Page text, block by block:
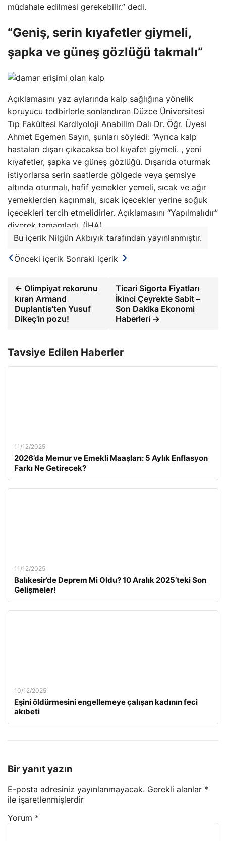
müdahale edilmesi gerekebilir.” dedi.
“Geniş, serin kıyafetler giymeli,
şapka ve güneş gözlüğü takmalı”
Açıklamasını yaz aylarında kalp sağlığına yönelik
koruyucu tedbirlerle sonlandıran Düzce Üniversitesi
Tıp Fakültesi Kardiyoloji Anabilim Dalı Dr. Öğr. Üyesi
Ahmet Egemen Sayın, şunları söyledi: “Ayrıca kalp
hastaları dışarı çıkacaksa bol kıyafet giymeli. , yeni
kıyafetler, şapka ve güneş gözlüğü. Dışarıda oturmak
istiyorlarsa serin saatlerde gölgede veya şemsiye
altında oturmalı, hafif yemekler yemeli, sıcak ve ağır
yemeklerden kaçınmalı, sıcak içecekler yerine soğuk
içecekleri tercih etmelidirler. Açıklamasını “Yapılmalıdır”
diyerek tamamladı. (İHA)
Bu içerik Nilgün Akbıyık tarafından yayınlanmıştır.
Önceki içerik Sonraki içerik
← Olimpiyat rekorunu
kıran Armand
Duplantis'ten Yusuf
Dikeç'in pozu!
Ticari Sigorta Fiyatları
İkinci Çeyrekte Sabit –
Son Dakika Ekonomi
Haberleri →
Tavsiye Edilen Haberler
11/12/2025
2026’da Memur ve Emekli Maaşları: 5 Aylık Enflasyon
Farkı Ne Getirecek?
11/12/2025
Balıkesir’de Deprem Mi Oldu? 10 Aralık 2025’teki Son
Gelişmeler!
10/12/2025
Eşini öldürmesini engellemeye çalışan kadının feci
akıbeti
Bir yanıt yazın
E-posta adresiniz yayınlanmayacak. Gerekli alanlar *
ile işaretlenmişlerdir
Yorum *